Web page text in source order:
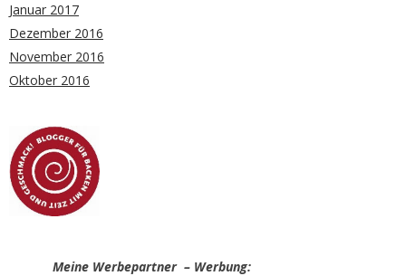
Januar 2017
Dezember 2016
November 2016
Oktober 2016
Meine Werbepartner – Werbung: